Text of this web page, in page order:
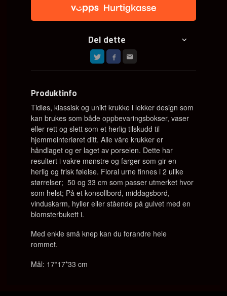
Del dette
Produktinfo
Tidløs, klassisk og unikt krukke i lekker design som
kan brukes som både oppbevaringsbokser, vaser
eller rett og slett som et herlig tilskudd til
hjemmeinteriøret ditt. Alle våre krukker er
håndlaget og er laget av porselen. Dette har
resultert i vakre mønstre og farger som gir en
herlig og frisk følelse. Floral urne finnes i 2 ulike
størrelser; 50 og 33 cm som passer utmerket hvor
som helst; På et konsollbord, middagsbord,
vinduskarm, hyller eller stående på gulvet med en
blomsterbukett i.
Med enkle små knep kan du forandre hele
rommet.
Mål: 17*17*33 cm